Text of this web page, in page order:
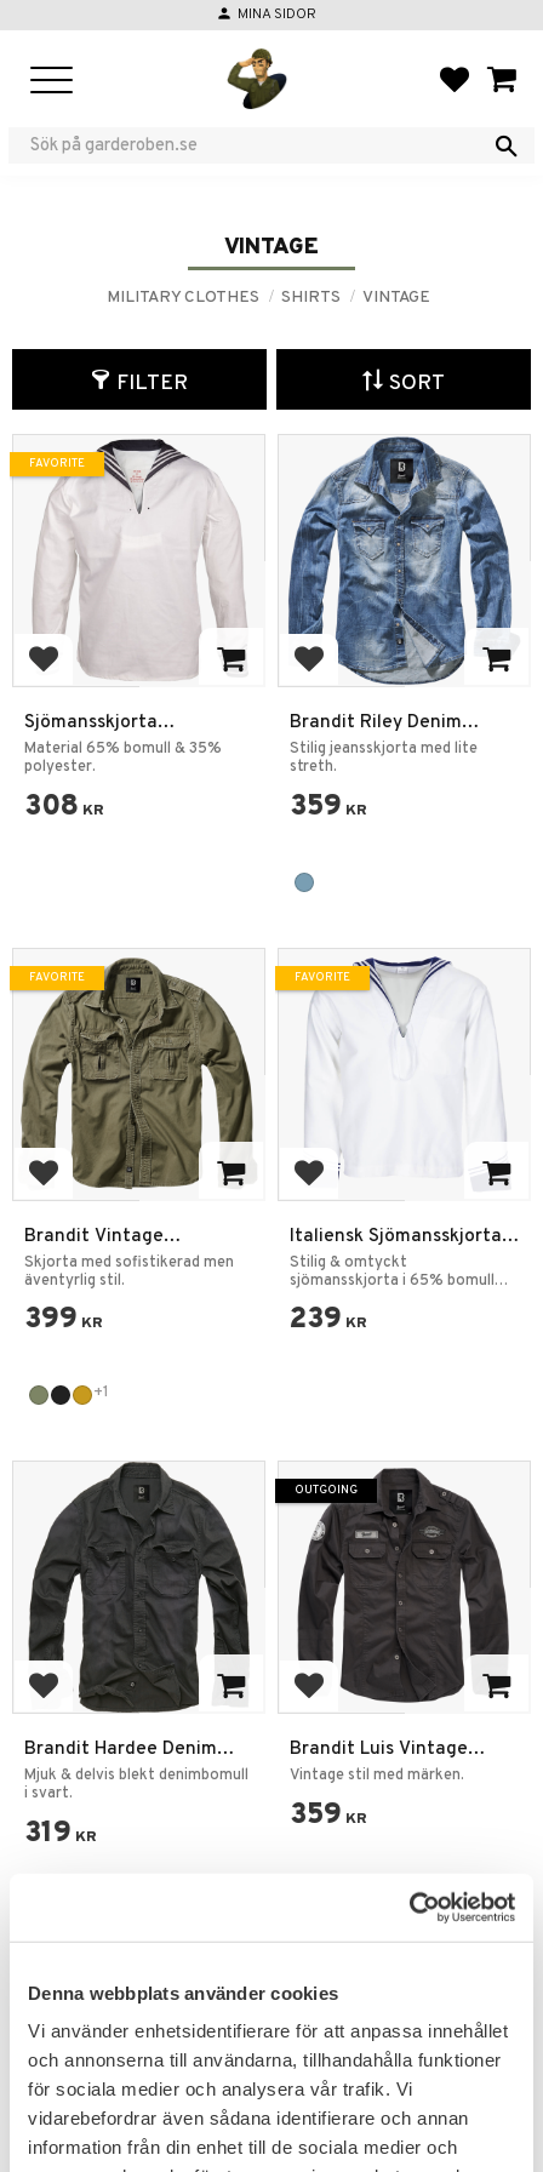
Denna webbplats använder cookies
Vi använder enhetsidentifierare för att anpassa innehållet
och annonserna till användarna, tillhandahålla funktioner
för sociala medier och analysera vår trafik. Vi
vidarebefordrar även sådana identifierare och annan
information från din enhet till de sociala medier och
person MINA SIDOR
VINTAGE
MILITARY CLOTHES SHIRTS VINTAGE
FILTER SORT
Add to favorites
Sjömansskjorta
Långärmad Vit
Material 65% bomull & 35%
polyester.
308 KR
FAVORITE
Add to favorites
Brandit Riley Denim
Skjorta
Stilig jeansskjorta med lite
streth.
359 KR
Add to favorites
Brandit Vintage
Långärmad Skjorta
Skjorta med sofistikerad men
äventyrlig stil.
399 KR
FAVORITE
+1
Add to favorites
Italiensk Sjömansskjorta
Långärmad Vit
Stilig & omtyckt
sjömansskjorta i 65% bomull
239 KR
FAVORITE
Add to favorites
Brandit Hardee Denim
Skjorta
Mjuk & delvis blekt denimbomull
i svart.
319 KR
Add to favorites
Brandit Luis Vintage
Skjorta
Vintage stil med märken.
359 KR
OUTGOING